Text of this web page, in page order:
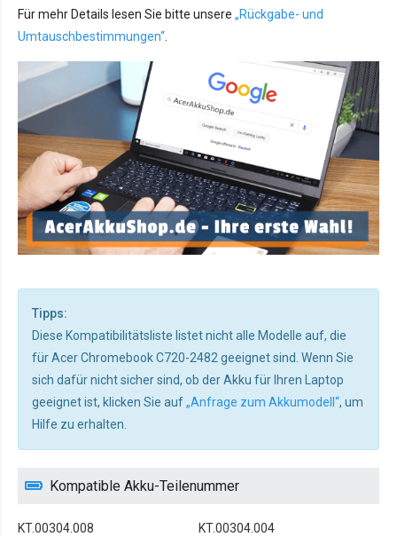
Für mehr Details lesen Sie bitte unsere „Rückgabe- und
Umtauschbestimmungen“
Tipps:
Diese Kompatibilitätsliste listet nicht alle Modelle auf, die
für Acer Chromebook C720-2482 geeignet sind. Wenn Sie
sich dafür nicht sicher sind, ob der Akku für Ihren Laptop
geeignet ist, klicken Sie auf„Anfrage zum Akkumodell“, um
Hilfe zu erhalten.
Kompatible Akku-Teilenummer
KT.00304.008 KT.00304.004